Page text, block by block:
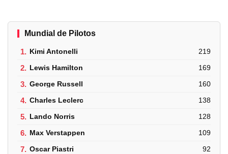
Mundial de Pilotos
1. Kimi Antonelli 219
2. Lewis Hamilton 169
3. George Russell 160
4. Charles Leclerc 138
5. Lando Norris 128
6. Max Verstappen 109
7. Oscar Piastri 92